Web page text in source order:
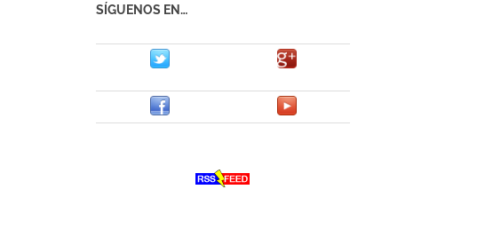
SÍGUENOS EN…